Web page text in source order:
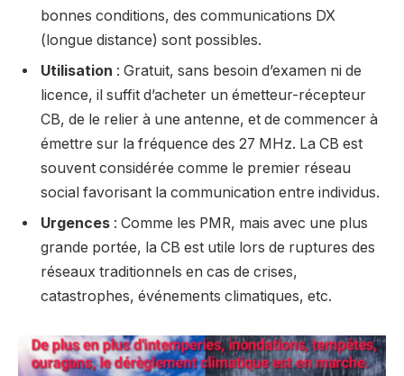
bonnes conditions, des communications DX
(longue distance) sont possibles.
Utilisation : Gratuit, sans besoin d’examen ni de
licence, il suffit d’acheter un émetteur-récepteur
CB, de le relier à une antenne, et de commencer à
émettre sur la fréquence des 27 MHz. La CB est
souvent considérée comme le premier réseau
social favorisant la communication entre individus.
Urgences : Comme les PMR, mais avec une plus
grande portée, la CB est utile lors de ruptures des
réseaux traditionnels en cas de crises,
catastrophes, événements climatiques, etc.